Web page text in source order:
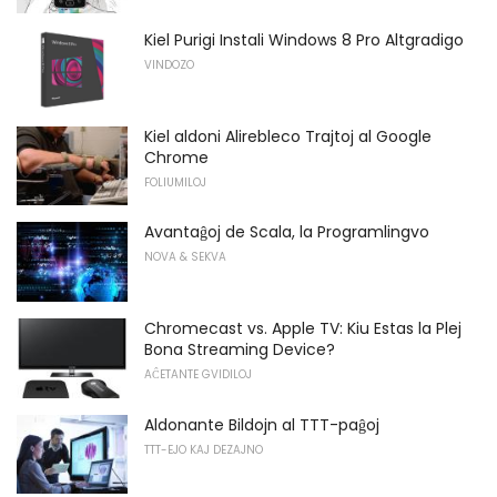
Kiel Purigi Instali Windows 8 Pro Altgradigo
VINDOZO
Kiel aldoni Alirebleco Trajtoj al Google
Chrome
FOLIUMILOJ
Avantaĝoj de Scala, la Programlingvo
NOVA & SEKVA
Chromecast vs. Apple TV: Kiu Estas la Plej
Bona Streaming Device?
AĈETANTE GVIDILOJ
Aldonante Bildojn al TTT-paĝoj
TTT-EJO KAJ DEZAJNO